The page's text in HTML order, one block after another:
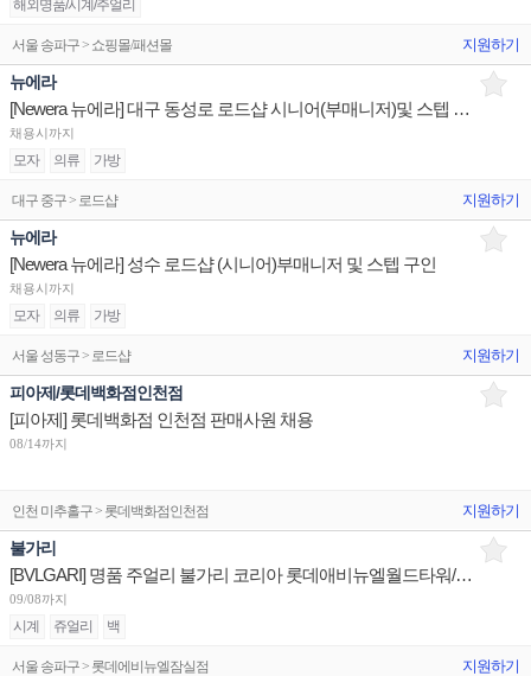
해외명품/시계/주얼리
서울 송파구 > 쇼핑몰/패션몰 지원하기
뉴에라
[Newera 뉴에라] 대구 동성로 로드샵 시니어(부매니저)및 스텝 구인
채용시까지
모자 의류 가방
대구 중구 > 로드샵 지원하기
뉴에라
[Newera 뉴에라] 성수 로드샵 (시니어)부매니저 및 스텝 구인
채용시까지
모자 의류 가방
서울 성동구 > 로드샵 지원하기
피아제/롯데백화점인천점
[피아제] 롯데백화점 인천점 판매사원 채용
08/14까지
인천 미추홀구 > 롯데백화점인천점 지원하기
불가리
[BVLGARI] 명품 주얼리 불가리 코리아 롯데애비뉴엘월드타워/현대판교/신세계센텀 부점장 채용
09/08까지
시계 쥬얼리 백
서울 송파구 > 롯데에비뉴엘잠실점 지원하기